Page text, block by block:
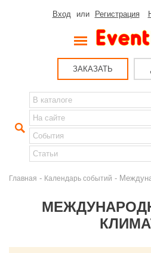
Вход или Регистрация
ЗАКАЗАТЬ
Главная - Календарь событий -